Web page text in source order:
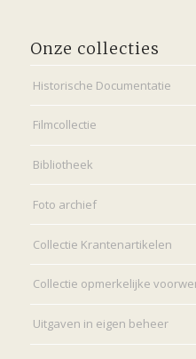
Onze collecties
Historische Documentatie
Filmcollectie
Bibliotheek
Foto archief
Collectie Krantenartikelen
Collectie opmerkelijke
Uitgaven in eigen beheer